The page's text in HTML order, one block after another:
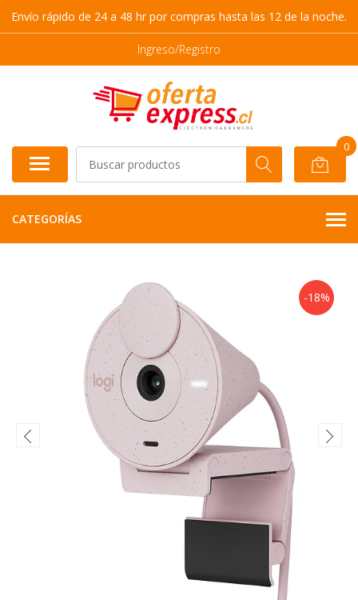
Envío rápido de 24 a 48 hr por compras hasta las 12 de la noche.
Ingreso/Registro
0
CATEGORÍAS
-18%